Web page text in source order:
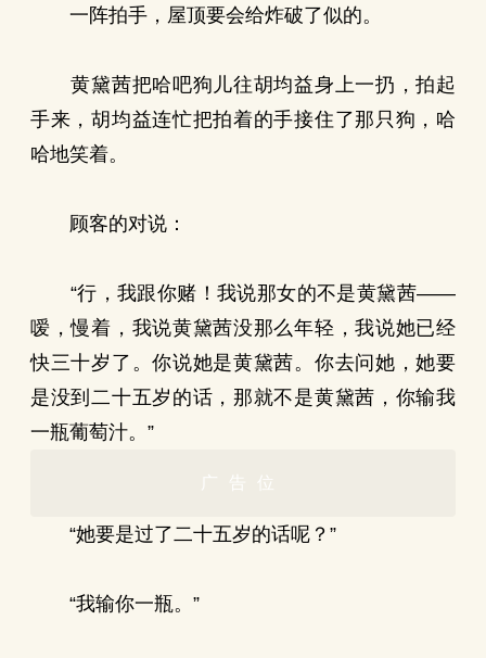
一阵拍手，屋顶要会给炸破了似的。
黄黛茜把哈吧狗儿往胡均益身上一扔，拍起
手来，胡均益连忙把拍着的手接住了那只狗，哈
哈地笑着。
顾客的对说：
“行，我跟你赌！我说那女的不是黄黛茜——
嗳，慢着，我说黄黛茜没那么年轻，我说她已经
快三十岁了。你说她是黄黛茜。你去问她，她要
是没到二十五岁的话，那就不是黄黛茜，你输我
一瓶葡萄汁。”
广告位
“她要是过了二十五岁的话呢？”
“我输你一瓶。”